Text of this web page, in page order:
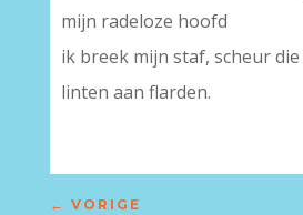
mijn radeloze hoofd
ik breek mijn staf, scheur
linten aan flarden.
← VORIGE